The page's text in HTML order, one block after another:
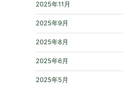
2025年11月
2025年9月
2025年8月
2025年6月
2025年5月